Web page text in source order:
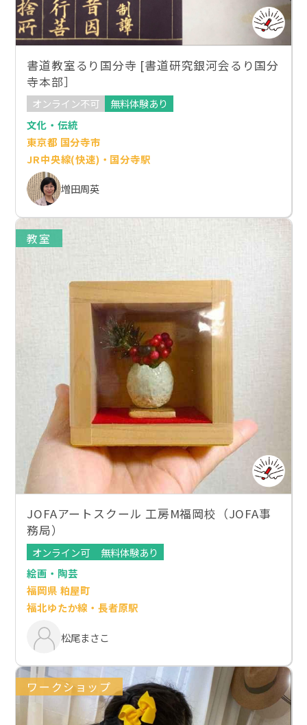
書道教室るり国分寺 [書道研究銀河会るり国分
寺本部］
オンライン不可
無料体験あり
文化・伝統
東京都 国分寺市
JR中央線(快速)・国分寺駅
増田周英
教室
JOFAアートスクール 工房M福岡校（JOFA事
務局）
オンライン可
無料体験あり
絵画・陶芸
福岡県 粕屋町
福北ゆたか線・長者原駅
松尾まさこ
ワークショップ